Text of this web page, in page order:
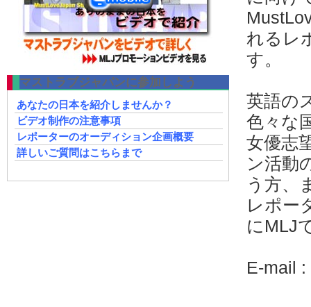
マストラブジャパンに参加しよう
あなたの日本を紹介しませんか？
ビデオ制作の注意事項
レポーターのオーディション企画概要
詳しいご質問はこちらまで
れるレ
す。
英語の
色々な
女優志
ン活動
う方、
レポー
にMLJ
E-mail :